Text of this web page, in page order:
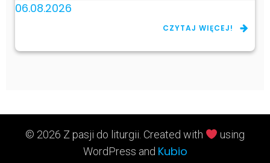
06.08.2026
CZYTAJ WIĘCEJ!
© 2026 Z pasji do liturgii. Created with
using
WordPress and Kubio